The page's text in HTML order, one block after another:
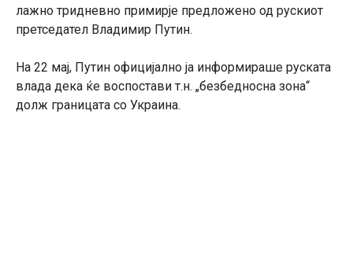
лажно тридневно примирје предложено од рускиот
претседател Владимир Путин.
На 22 мај, Путин официјално ја информираше руската
влада дека ќе воспостави т.н. „безбедносна зона“
долж границата со Украина.